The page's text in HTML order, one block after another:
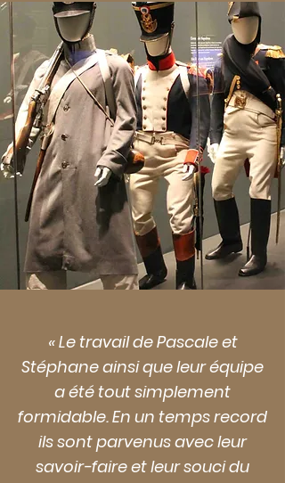
« Le travail de Pascale et
Stéphane ainsi que leur équipe
a été tout simplement
formidable. En un temps record
ils sont parvenus avec leur
savoir-faire et leur souci du